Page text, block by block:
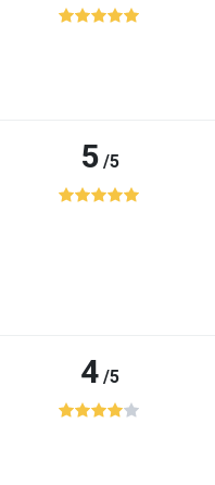
5/5
4/5